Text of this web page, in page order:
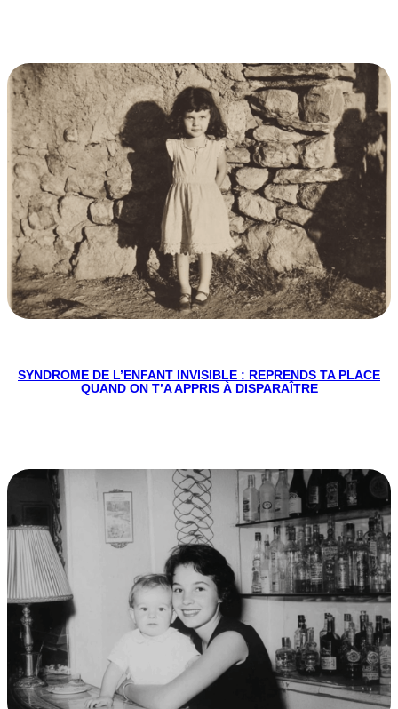
SYNDROME DE L’ENFANT INVISIBLE : REPRENDS TA PLACE
QUAND ON T’A APPRIS À DISPARAÎTRE